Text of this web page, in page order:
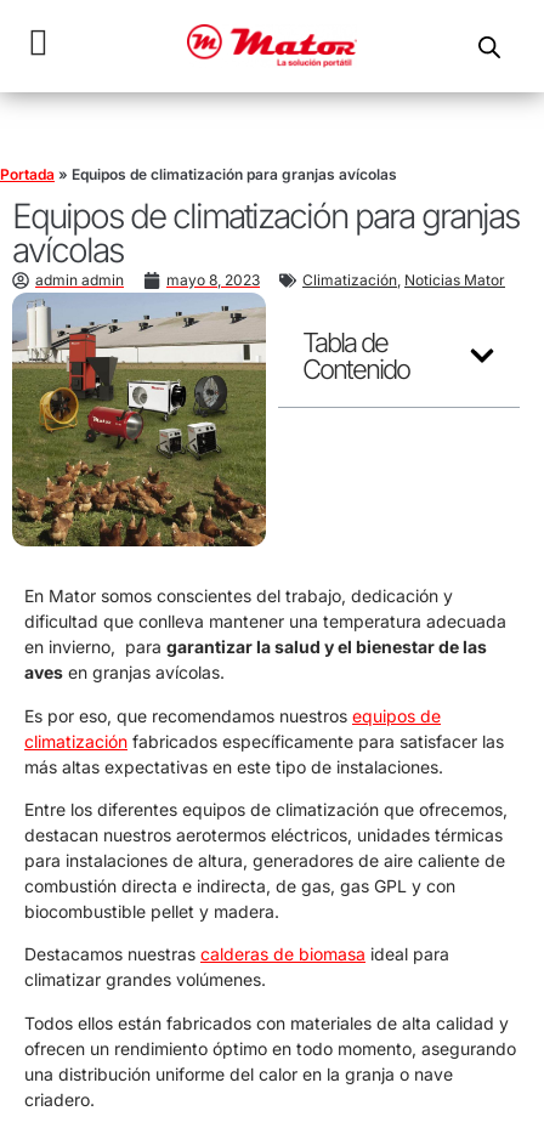
Portada » Equipos de climatización para granjas avícolas
Equipos de climatización para granjas
avícolas
admin admin mayo 8, 2023 Climatización, Noticias Mator
Tabla de
Contenido
En Mator somos conscientes del trabajo, dedicación y
dificultad que conlleva mantener una temperatura adecuada
en invierno, para garantizar la salud y el bienestar de las
aves en granjas avícolas.
Es por eso, que recomendamos nuestros equipos de
climatización fabricados específicamente para satisfacer las
más altas expectativas en este tipo de instalaciones.
Entre los diferentes equipos de climatización que ofrecemos,
destacan nuestros aerotermos eléctricos, unidades térmicas
para instalaciones de altura, generadores de aire caliente de
combustión directa e indirecta, de gas, gas GPL y con
biocombustible pellet y madera.
Destacamos nuestras calderas de biomasa ideal para
climatizar grandes volúmenes.
Todos ellos están fabricados con materiales de alta calidad y
ofrecen un rendimiento óptimo en todo momento, asegurando
una distribución uniforme del calor en la granja o nave
criadero.